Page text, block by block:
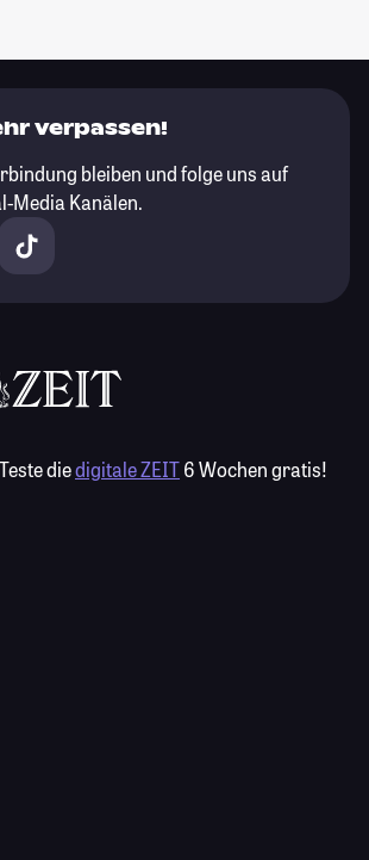
verpassen!
bleiben und folge uns auf
Media Kanälen.
Teste diedigitale ZEIT6 Wochen gratis!